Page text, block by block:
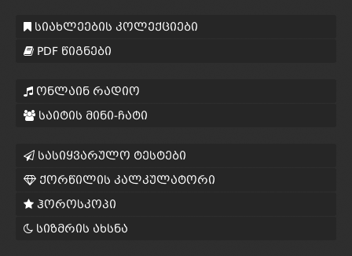
სიახლეების კოლექციები
PDF წიგნები
ონლაინ რადიო
საიტის მინი-ჩატი
სასიყვარულო ტესტები
ქორწილის კალკულატორი
ჰოროსკოპი
სიზმრის ახსნა